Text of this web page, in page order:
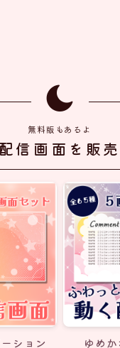
無料版もあるよ
信画面を販売
ション ゆめ